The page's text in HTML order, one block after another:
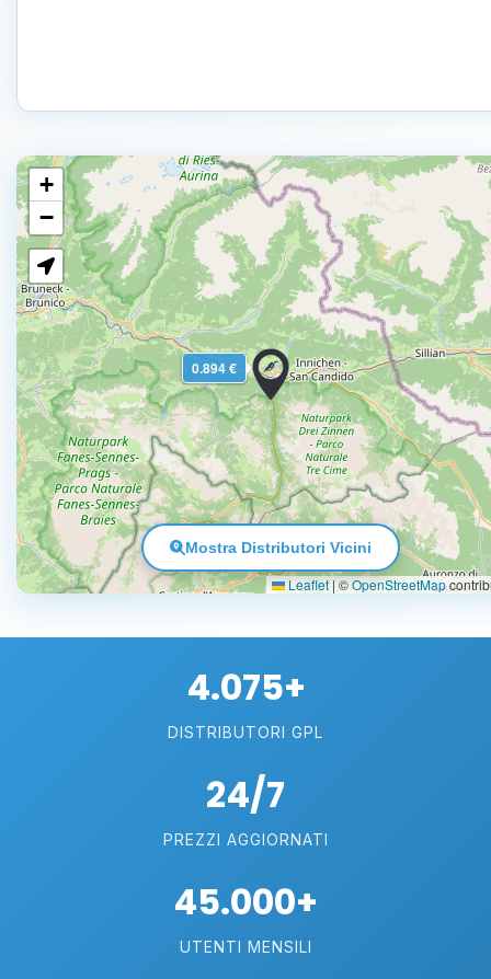
0.894 €
+
−
Leaflet | ©OpenStreetMap
Mostra Distributori Vicini
4.075+
DISTRIBUTORI GPL
24/7
PREZZI AGGIORNATI
45.000+
UTENTI MENSILI